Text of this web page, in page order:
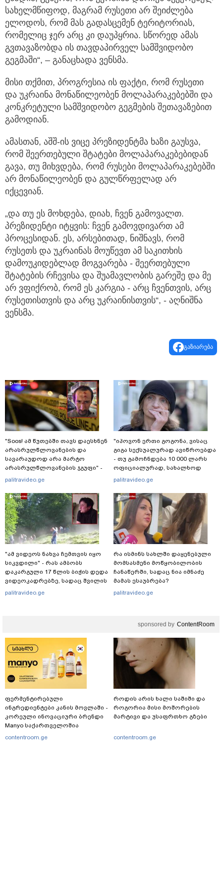
სახელმწიფოდ, მაგრამ რუსეთი არ შეიძლება
ელოდოს, რომ მას გადასცემენ ტერიტორიას,
რომელიც ჯერ არც კი დაუპყრია. სწორედ ამას
გვთავაზობდა ის თავდაპირველ სამშვიდობო
გეგმაში“, – განაცხადა ვენსმა.
მისი თქმით, პროგრესია ის ფაქტი, რომ რუსეთი
და უკრაინა მონაწილეობენ მოლაპარაკებებში და
კონკრეტული სამშვიდობო გეგმების შეთავაზებით
გამოდიან.
ამასთან, აშშ-ის ვიცე პრეზიდენტმა ხაზი გაუსვა,
რომ შეერთებული შტატები მოლაპარაკებებიდან
გავა, თუ მიხვდება, რომ რუსები მოლაპარაკებებში
არ მონაწილეობენ და გულწრფელად არ
იქცევიან.
„და თუ ეს მოხდება, დიახ, ჩვენ გამოვალთ.
პრეზიდენტი იტყვის: ჩვენ გამოვდივართ ამ
პროცესიდან. ეს, არსებითად, ნიშნავს, რომ
რუსეთს და უკრაინას მოუწევთ ამ საკითხის
დამოუკიდებლად მოგვარება - შეერთებული
შტატების რჩევისა და შუამავლობის გარეშე და მე
არ ვფიქრობ, რომ ეს კარგია - არც ჩვენთვის, არც
რუსეთისთვის და არც უკრაინისთვის“, - აღნიშნა
ვენსმა.
გაზიარება
"Soos! ამ წუთებში თავს დაესხნენ
არასრულწლოვანების და
სავარაუდოდ არა მარტო
არასრულწლოვანების ჯგუფი" -
რა ინფორმაციას ავრცელებს
palitravideo.ge
"ამ ვიდეოს ნახვა ჩემთვის იყო
სიკვდილი" - რას ამბობს
დაკარგული 17 წლის ბიჭის დედა
ვიდეოკადრებზე, სადაც შვილის
განწირული ვედრების ხმა
palitravideo.ge
"იპოვონ ერთი გოგონა, ვისაც
გიგა სექსუალურად ავიწროებდა
- თუ გამოჩნდება 10 000 ლარს
ოფიციალურად, სახალხოდ
გადავცემ" - ეკა კუპატაძე
palitravideo.ge
რა ისმინს სახლში დაყენებული
მომსასმენი მოწყობილობის
ჩანაწერში, სადაც ნია იმნაძე
მამას ესაუბრება?
palitravideo.ge
sponsored by ContentRoom
ფერმენტირებული
ინგრედიენტები კანის მოვლაში -
კორეული ინოვაციური ბრენდი
Manyo საქართველოშია
contentroom.ge
როდის არის ხალი საშიში და
როგორია მისი მოშორების
მარტივი და უსაფრთხო გზები
contentroom.ge